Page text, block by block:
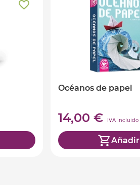
Océanos de papel
14,00 € IVA incluido
Añadir